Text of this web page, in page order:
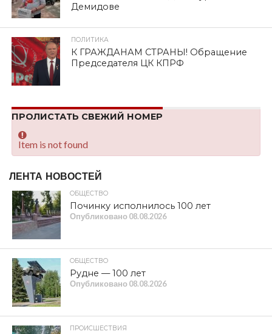
Демидове
ПОЛИТИКА
К ГРАЖДАНАМ СТРАНЫ! Обращение
Председателя ЦК КПРФ
ПРОЛИСТАТЬ СВЕЖИЙ НОМЕР
Item is not found
ЛЕНТА НОВОСТЕЙ
ОБЩЕСТВО
Починку исполнилось 100 лет
Опубликовано 08.08.2026
ОБЩЕСТВО
Рудне — 100 лет
Опубликовано 08.08.2026
ПРОИСШЕСТВИЯ